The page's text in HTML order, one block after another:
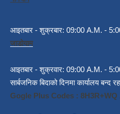
आइतबार - शुक्रबार: 09:00 A.M. -
जाडोयाम
आइतबार - शुक्रवार: 09:00 A.M. -
सार्बजनिक बिदाको दिनमा कार्यालय बन्द
Gogle Plus Codes :